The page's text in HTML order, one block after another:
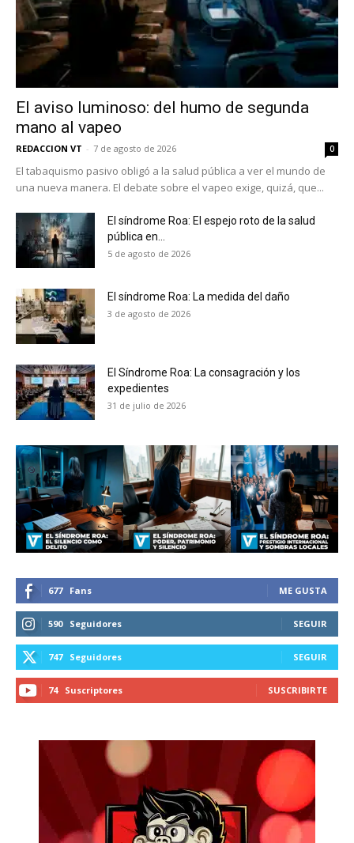
No te pierdas de las
últimas noticias
Suscríbete a nuestro boletín diario y
recibe todas las noticias del vapeo y la
reducción de daños en tu correo
electrónico.
receive all the news of vaping and
tobacco harm reduction in your email.
SUBSCRIBIRSE
El aviso luminoso: del humo de segunda
mano al vapeo
REDACCION VT - 7 de agosto de 2026 0
El tabaquismo pasivo obligó a la salud pública a ver el mundo de
una nueva manera. El debate sobre el vapeo exige, quizá, que...
El síndrome Roa: El espejo roto de la salud
pública en...
5 de agosto de 2026
El síndrome Roa: La medida del daño
3 de agosto de 2026
El Síndrome Roa: La consagración y los
expedientes
31 de julio de 2026
677 Fans ME GUSTA
590 Seguidores SEGUIR
747 Seguidores SEGUIR
74 Suscriptores SUSCRIBIRTE